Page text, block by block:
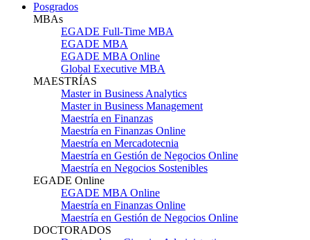
Posgrados
MBAs
EGADE Full-Time MBA
EGADE MBA
EGADE MBA Online
Global Executive MBA
MAESTRÍAS
Master in Business Analytics
Master in Business Management
Maestría en Finanzas
Maestría en Finanzas Online
Maestría en Mercadotecnia
Maestría en Gestión de Negocios Online
Maestría en Negocios Sostenibles
EGADE Online
EGADE MBA Online
Maestría en Finanzas Online
Maestría en Gestión de Negocios Online
DOCTORADOS